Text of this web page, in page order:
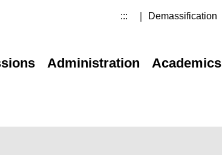
::: ｜ Demassification
Administration Academics